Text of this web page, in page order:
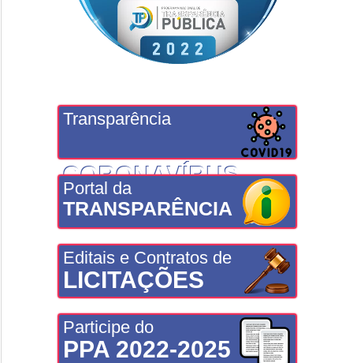
Transparência
CORONAVÍRUS
Portal da
TRANSPARÊNCIA
Editais e Contratos de
LICITAÇÕES
Participe do
PPA 2022-2025